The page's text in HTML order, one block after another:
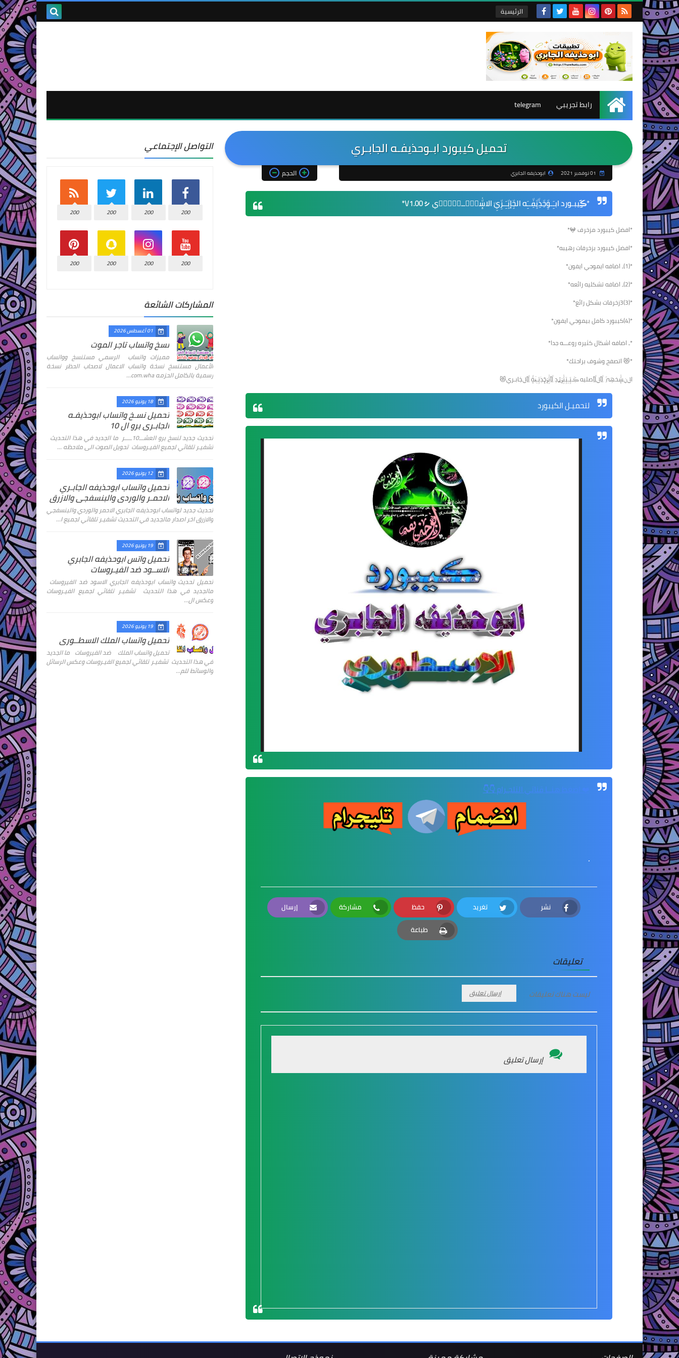
الرئيسية
الرئيسية
رابط تجريبي telegram
تحميل كيبورد ابـوحذيفـه الجابـري
ابوحذيفه الجابري الحجم
*ڪَِيبـوردابـَِـوِ٘حِ٘ذِ٘يِ٘فِ٘ــَِهالجِ٘إبِ٘ـَِـرِ٘يِ٘ الاسٰٕ٘طِٛــوِٛࢪٛي V1.00ㇱ*
*افضل كيبورد مزخرف 𖤍*
*افضل كيبورد بزخرفات رهيبه*
*(1)ـ اضافه ايموجي ايفون*
*(2)ـ اضافه تشكليه رائعه*
*(3)3زخرفات بشكل رائع*
*(4)كيبورد كامل بيموجي ايفون*
*ـ اضافه اشكال كثيره روعـــه جدا*
*😻 اتصفح وشوف براحتك*
اݪڼسٰٕ٘خهِہ‌‍َِ اِ٘ﭑِݪاِ٘ﭑِصليه ڪَِيَِـِيَِبِٰ٘وِٛࢪٛدِ اِ٘ﭑِبِٰ٘وِٛحِٕٓذِيَِـِفِؔةٕ٘ اِ٘ﭑِݪجَابـري😻
لتحميـل الكيبورد
هنــاقناتي التلجـرام 👇👇
.
نشر
Facebook
تغريد
Twitter
حفظ
Pinterest
مشاركة
Whatsapp
إرسال
Email
طباعة
Print
تعليقات
ليست هناك تعليقات إرسال تعليق
إرسال تعليق
التواصل الإجتماعي
200
200
200
200
200
200
200
200
المشاركات الشائعة
01 أغسطس 2026
نسخ واتساب تاجر الموت
مميزات واتساب الرسمي مستنسخ وواتساب
الأعمال مستنسخ نسخة واتساب الاعمال لاصحاب الحظر نسخة
رسمية بالكامل الحزمه com.wha…
18 يونيو 2026
تحميل نسـخ واتساب ابوحذيفـه
الجابـري برو ال 10
تحديث جديد لنسخ برو العشـــ10ـــــر ما الجديد في هذا التحديث
تشفيـر تلقائي لجميع الفيـروسات تحويل الصوت الى ملاحظه …
12 يونيو 2026
تحميل واتساب ابوحذيفه الجابـري
الاحمـر والوردي والبنسفجي والازرق
تحديث جديد لواتساب ابوحذيفه الجابري الاحمر والوردي والبنسفجي
والازرق اخر اصدار مالجديد في التحديث تشفيـر تلقائي لجميع ا…
19 يونيو 2026
تحميل واتس ابوحذيفه الجابري
الاســود ضد الفيـروسات
تحميل تحديث واتساب ابوحذيفه الجابري الاسود ضد الفيروسات
مالجديد في هذا التحديث تشفيـر تلقائي لجميع الفيـروسات
وعكس ال…
19 يونيو 2026
تحميل واتساب الملك الاسطــوري
تحميل واتساب الملك ضد الفيروسات ما الجديد
في هذا التحديث تشفيـر تلقائي لجميع الفيـروسات وعكس الرسائل
والوسائط للم…